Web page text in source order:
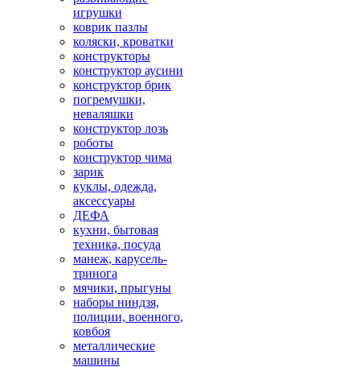
игрушки
коврик пазлы
коляски, кроватки
конструкторы
конструктор аусини
конструктор брик
погремушки,
неваляшки
конструктор лозь
роботы
конструктор чима
зарик
куклы, одежда,
аксессуары
ДЕФА
кухни, бытовая
техника, посуда
манеж, карусель-
тринога
мячики, прыгуны
наборы ниндзя,
полиции, военного,
ковбоя
металлические
машины